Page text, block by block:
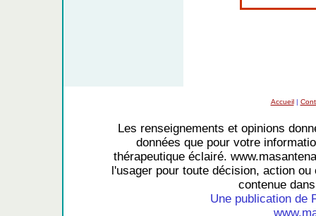
Accueil|
Les renseignements et opinions
données que pour votre
thérapeutique éclairé.
l'usager pour toute décision, action
contenue
Une publication de